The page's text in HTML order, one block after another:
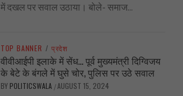
में दखल पर सवाल उठाया। बोले- समाज...
TOP BANNER / प्रदेश
वीवीआईपी इलाके में सेंध… पूर्व मुख्यमंत्री दिग्विजय
के बेटे के बंगले में घुसे चोर, पुलिस पर उठे सवाल
BY POLITICSWALA /AUGUST 15, 2024